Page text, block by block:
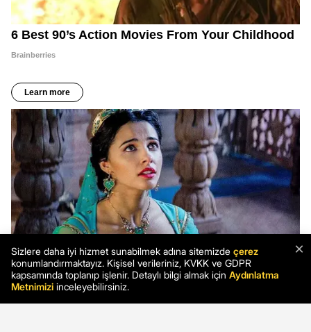
×
Sizlere daha iyi hizmet sunabilmek adına sitemizde çerez
konumlandırmaktayız. Kişisel verileriniz, KVKK ve GDPR
kapsamında toplanıp işlenir. Detaylı bilgi almak için Aydınlatma
Metnimizi inceleyebilirsiniz.